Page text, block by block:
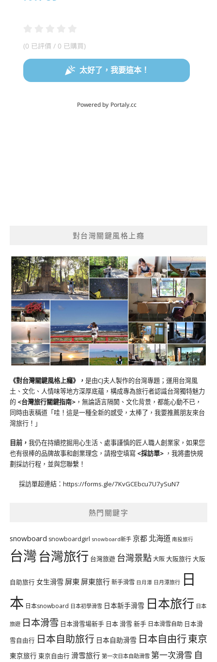
對台灣關鍵風格上癮
《對台灣關鍵風格上癮》 ， 是由CJ夫人製作的台灣專題；運用台灣風
土、文化、人情味等地方深厚底蘊，構成專為旅行者認識台灣獨特魅力
的 <台灣旅行關鍵指南> ，無論語言隔閡、文化背景，都能心動不已，
同時由衷稱道「哇！這是一種全新的感受，太棒了，我要推薦朋友來台
灣旅行！」
目前， 我仍在持續挖掘用心生活、處事謹慎的匠人職人創業家，如果您
也有很棒的品牌故事和創業理念，請撥空填寫 <採訪單> ，我將盡快規
劃採訪行程，並與您聯繫！
採訪單超連結： https://forms.gle/7KvGCEbcu7U7ySuN7
熱門關鍵字
snowboard snowboardgirl snowboard新手 京都 北海道 南投旅行
台灣台灣旅行 台灣旅遊 台灣景點大阪大阪旅行大阪
自助旅行 女生滑雪 屏東 屏東旅行新手滑雪 日月潭 日月潭旅行 日
本 日本snowboard 日本初學滑雪 日本新手滑雪 日本旅行 日本
旅遊 日本滑雪 日本滑雪場新手 日本 滑雪 新手 日本滑雪自助 日本滑
雪自由行 日本自助旅行 日本自助滑雪 日本自由行東京
東京旅行 東京自由行 滑雪旅行 第一次日本自助滑雪 第一次滑雪 自